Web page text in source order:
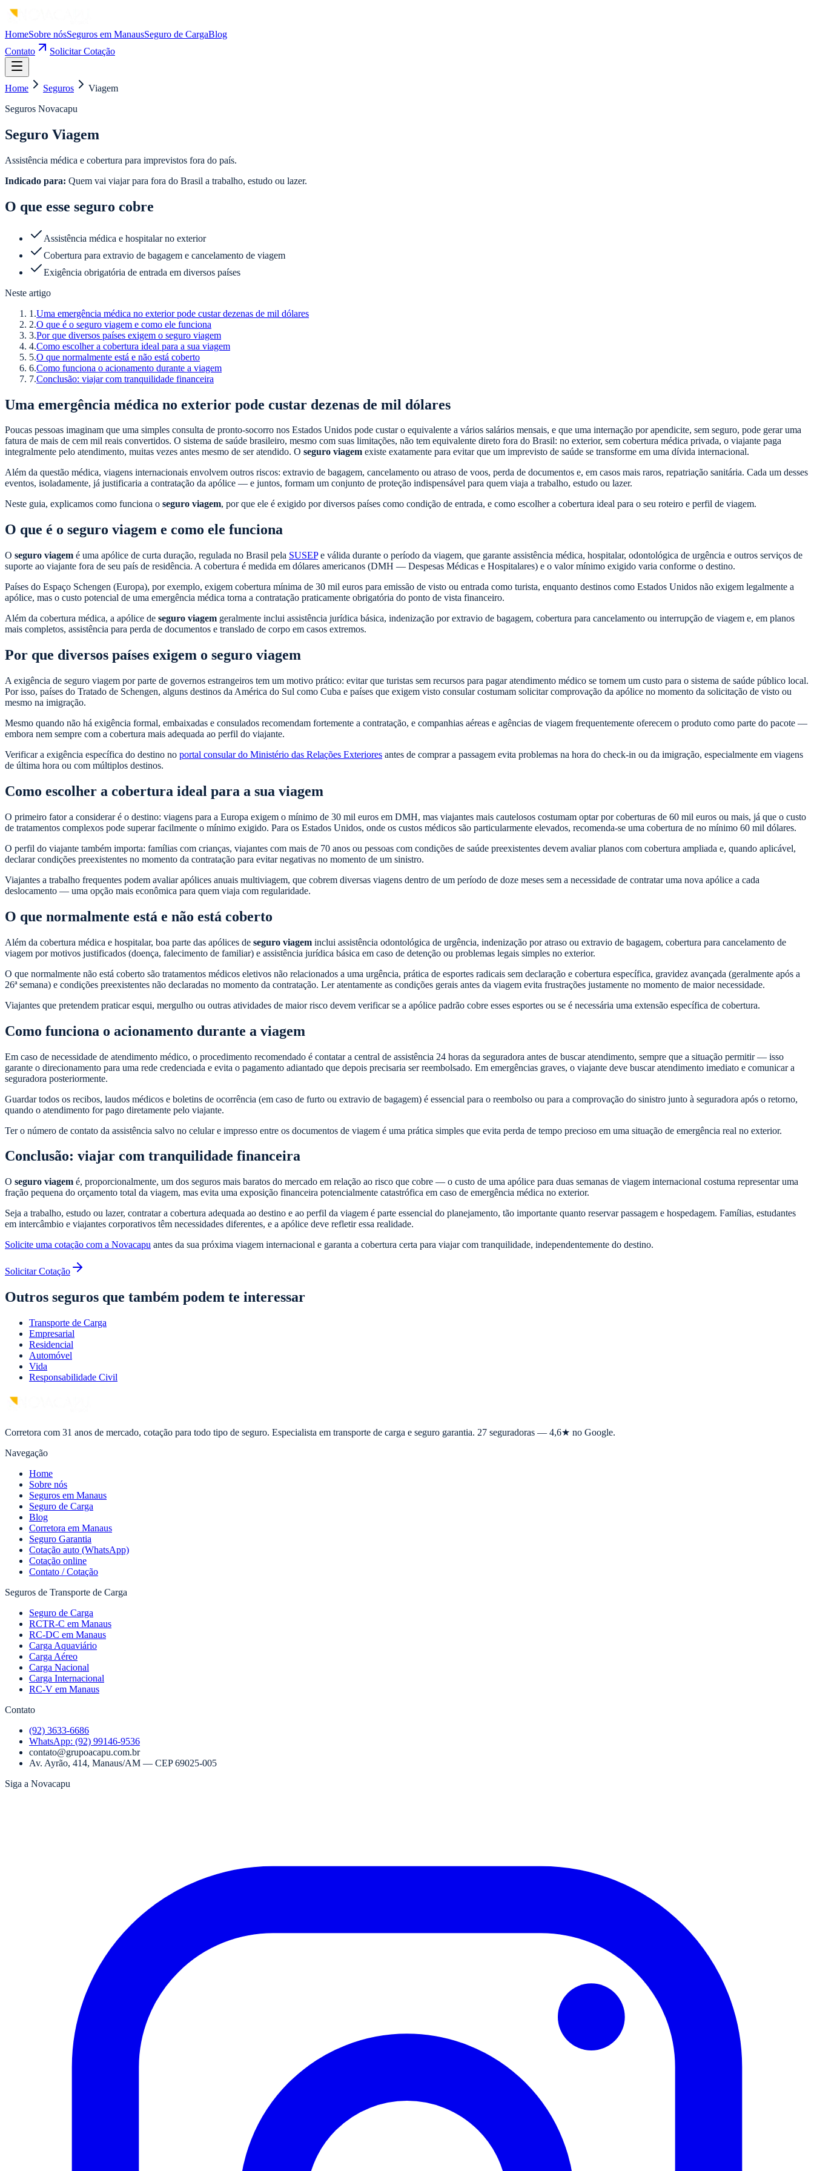
HomeSobre nósSeguros em ManausSeguro de CargaBlog
Contato
Solicitar Cotação
Home Seguros
Viagem
Seguros Novacapu
Seguro Viagem
Assistência médica e cobertura para imprevistos fora do país.
Indicado para: Quem vai viajar para fora do Brasil a trabalho, estudo ou lazer.
O que esse seguro cobre
Assistência médica e hospitalar no exterior
Cobertura para extravio de bagagem e cancelamento de viagem
Exigência obrigatória de entrada em diversos países
Neste artigo
1 .Uma emergência médica no exterior pode custar dezenas de mil dólares
2.O que é o seguro viagem e como ele funciona
3.Por que diversos países exigem o seguro viagem
4.Como escolher a cobertura ideal para a sua viagem
5.O que normalmente está e não está coberto
6.Como funciona o acionamento durante a viagem
7.Conclusão: viajar com tranquilidade financeira
Uma emergência médica no exterior pode custar dezenas de mil dólares
Poucas pessoas imaginam que uma simples consulta de pronto-socorro nos Estados Unidos pode custar o equivalente a vários salários mensais, e que uma internação por apendicite, sem seguro, pode gerar uma
fatura de mais de cem mil reais convertidos. O sistema de saúde brasileiro, mesmo com suas limitações, não tem equivalente direto fora do Brasil: no exterior, sem cobertura médica privada, o viajante paga
integralmente pelo atendimento, muitas vezes antes mesmo de ser atendido. O seguro viagem existe exatamente para evitar que um imprevisto de saúde se transforme em uma dívida internacional.
Além da questão médica, viagens internacionais envolvem outros riscos: extravio de bagagem, cancelamento ou atraso de voos, perda de documentos e, em casos mais raros, repatriação sanitária. Cada um desses
eventos, isoladamente, já justificaria a contratação da apólice — e juntos, formam um conjunto de proteção indispensável para quem viaja a trabalho, estudo ou lazer.
Neste guia, explicamos como funciona o seguro viagem, por que ele é exigido por diversos países como condição de entrada, e como escolher a cobertura ideal para o seu roteiro e perfil de viagem.
O que é o seguro viagem e como ele funciona
O seguro viagem é uma apólice de curta duração, regulada no Brasil pela SUSEPe válida durante o período da viagem, que garante assistência médica, hospitalar, odontológica de urgência e outros serviços de
suporte ao viajante fora de seu país de residência. A cobertura é medida em dólares americanos (DMH — Despesas Médicas e Hospitalares) e o valor mínimo exigido varia conforme o destino.
Países do Espaço Schengen (Europa), por exemplo, exigem cobertura mínima de 30 mil euros para emissão de visto ou entrada como turista, enquanto destinos como Estados Unidos não exigem legalmente a
apólice, mas o custo potencial de uma emergência médica torna a contratação praticamente obrigatória do ponto de vista financeiro.
Além da cobertura médica, a apólice de seguro viagem geralmente inclui assistência jurídica básica, indenização por extravio de bagagem, cobertura para cancelamento ou interrupção de viagem e, em planos
mais completos, assistência para perda de documentos e translado de corpo em casos extremos.
Por que diversos países exigem o seguro viagem
A exigência de seguro viagem por parte de governos estrangeiros tem um motivo prático: evitar que turistas sem recursos para pagar atendimento médico se tornem um custo para o sistema de saúde público local.
Por isso, países do Tratado de Schengen, alguns destinos da América do Sul como Cuba e países que exigem visto consular costumam solicitar comprovação da apólice no momento da solicitação de visto ou
mesmo na imigração.
Mesmo quando não há exigência formal, embaixadas e consulados recomendam fortemente a contratação, e companhias aéreas e agências de viagem frequentemente oferecem o produto como parte do pacote —
embora nem sempre com a cobertura mais adequada ao perfil do viajante.
Verificar a exigência específica do destino no portal consular do Ministério das Relações Exteriores antes de comprar a passagem evita problemas na hora do check-in ou da imigração, especialmente em viagens
de última hora ou com múltiplos destinos.
Como escolher a cobertura ideal para a sua viagem
O primeiro fator a considerar é o destino: viagens para a Europa exigem o mínimo de 30 mil euros em DMH, mas viajantes mais cautelosos costumam optar por coberturas de 60 mil euros ou mais, já que o custo
de tratamentos complexos pode superar facilmente o mínimo exigido. Para os Estados Unidos, onde os custos médicos são particularmente elevados, recomenda-se uma cobertura de no mínimo 60 mil dólares.
O perfil do viajante também importa: famílias com crianças, viajantes com mais de 70 anos ou pessoas com condições de saúde preexistentes devem avaliar planos com cobertura ampliada e, quando aplicável,
declarar condições preexistentes no momento da contratação para evitar negativas no momento de um sinistro.
Viajantes a trabalho frequentes podem avaliar apólices anuais multiviagem, que cobrem diversas viagens dentro de um período de doze meses sem a necessidade de contratar uma nova apólice a cada
deslocamento — uma opção mais econômica para quem viaja com regularidade.
O que normalmente está e não está coberto
Além da cobertura médica e hospitalar, boa parte das apólices de seguro viagem inclui assistência odontológica de urgência, indenização por atraso ou extravio de bagagem, cobertura para cancelamento de
viagem por motivos justificados (doença, falecimento de familiar) e assistência jurídica básica em caso de detenção ou problemas legais simples no exterior.
O que normalmente não está coberto são tratamentos médicos eletivos não relacionados a uma urgência, prática de esportes radicais sem declaração e cobertura específica, gravidez avançada (geralmente após a
26ª semana) e condições preexistentes não declaradas no momento da contratação. Ler atentamente as condições gerais antes da viagem evita frustrações justamente no momento de maior necessidade.
Viajantes que pretendem praticar esqui, mergulho ou outras atividades de maior risco devem verificar se a apólice padrão cobre esses esportes ou se é necessária uma extensão específica de cobertura.
Como funciona o acionamento durante a viagem
Em caso de necessidade de atendimento médico, o procedimento recomendado é contatar a central de assistência 24 horas da seguradora antes de buscar atendimento, sempre que a situação permitir — isso
garante o direcionamento para uma rede credenciada e evita o pagamento adiantado que depois precisaria ser reembolsado. Em emergências graves, o viajante deve buscar atendimento imediato e comunicar a
seguradora posteriormente.
Guardar todos os recibos, laudos médicos e boletins de ocorrência (em caso de furto ou extravio de bagagem) é essencial para o reembolso ou para a comprovação do sinistro junto à seguradora após o retorno,
quando o atendimento for pago diretamente pelo viajante.
Ter o número de contato da assistência salvo no celular e impresso entre os documentos de viagem é uma prática simples que evita perda de tempo precioso em uma situação de emergência real no exterior.
Conclusão: viajar com tranquilidade financeira
O seguro viagem é, proporcionalmente, um dos seguros mais baratos do mercado em relação ao risco que cobre — o custo de uma apólice para duas semanas de viagem internacional costuma representar uma
fração pequena do orçamento total da viagem, mas evita uma exposição financeira potencialmente catastrófica em caso de emergência médica no exterior.
Seja a trabalho, estudo ou lazer, contratar a cobertura adequada ao destino e ao perfil da viagem é parte essencial do planejamento, tão importante quanto reservar passagem e hospedagem. Famílias, estudantes
em intercâmbio e viajantes corporativos têm necessidades diferentes, e a apólice deve refletir essa realidade.
Solicite uma cotação com a Novacapu antes da sua próxima viagem internacional e garanta a cobertura certa para viajar com tranquilidade, independentemente do destino.
Solicitar Cotação
Outros seguros que também podem te interessar
Transporte de Carga
Empresarial
Residencial
Automóvel
Vida
Responsabilidade Civil
Corretora com 31 anos de mercado, cotação para todo tipo de seguro. Especialista em transporte de carga e seguro garantia. 27 seguradoras — 4,6★ no Google.
Navegação
Home
Sobre nós
Seguros em Manaus
Seguro de Carga
Blog
Corretora em Manaus
Seguro Garantia
Cotação auto (WhatsApp)
Cotação online
Contato / Cotação
Seguros de Transporte de Carga
Seguro de Carga
RCTR-C em Manaus
RC-DC em Manaus
Carga Aquaviário
Carga Aéreo
Carga Nacional
Carga Internacional
RC-V em Manaus
Contato
(92) 3633-6686
WhatsApp: (92) 99146-9536
contato@grupoacapu.com.br
Av. Ayrão, 414, Manaus/AM — CEP69025-005
Siga a Novacapu